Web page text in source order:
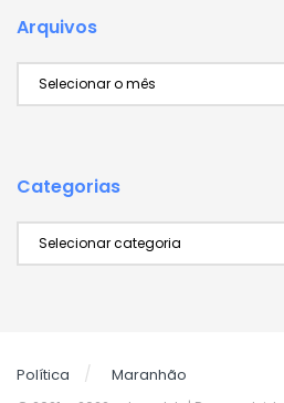
Arquivos
Categorias
Política Maranhão